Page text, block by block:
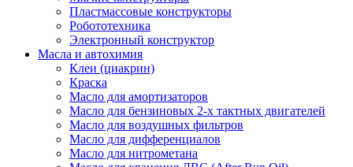
Пластмассовые конструкторы
Робототехника
Электронный конструктор
Масла и автохимия
Клеи (циакрин)
Краска
Масло для амортизаторов
Масло для бензиновых 2-х тактных двигателей
Масло для воздушных фильтров
Масло для дифференциалов
Масло для нитрометана